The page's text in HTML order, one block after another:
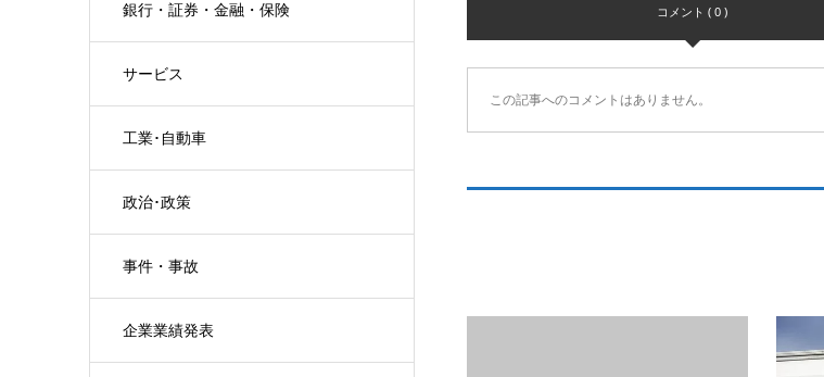
銀行・証券・金融・保険
サービス
工業･自動車
政治･政策
事件・事故
企業業績発表
コメント ( 0 )
この記事へのコメントはありません。